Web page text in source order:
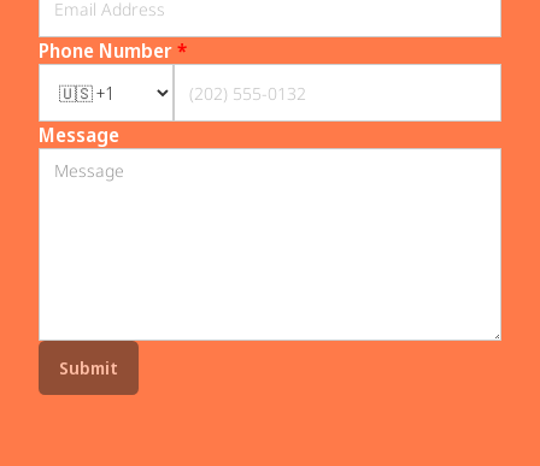
Phone Number*
Message